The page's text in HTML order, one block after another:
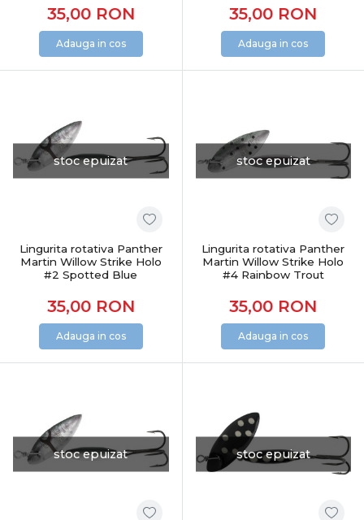
35,00 RON
Adauga in cos
35,00 RON
Adauga in cos
stoc epuizat
Lingurita rotativa Panther
Martin Willow Strike Holo
#2 Spotted Blue
35,00 RON
Adauga in cos
stoc epuizat
Lingurita rotativa Panther
Martin Willow Strike Holo
#4 Rainbow Trout
35,00 RON
Adauga in cos
stoc epuizat stoc epuizat